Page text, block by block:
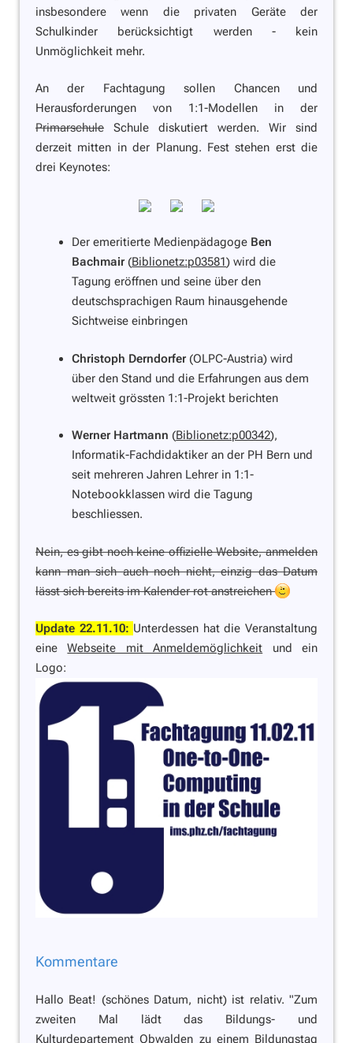
insbesondere wenn die privaten Geräte der
Schulkinder berücksichtigt werden - kein
Unmöglichkeit mehr.
An der Fachtagung sollen Chancen und
Herausforderungen von 1:1-Modellen in der
Primarschule
Schule diskutiert werden. Wir sind
derzeit mitten in der Planung. Fest stehen erst die
drei Keynotes:
Der emeritierte Medienpädagoge Ben
Bachmair (Biblionetz:p03581) wird die
Tagung eröffnen und seine über den
deutschsprachigen Raum hinausgehende
Sichtweise einbringen
Christoph Derndorfer (OLPC-Austria) wird
über den Stand und die Erfahrungen aus dem
weltweit grössten 1:1-Projekt berichten
Werner Hartmann (Biblionetz:p00342),
Informatik-Fachdidaktiker an der PH Bern und
seit mehreren Jahren Lehrer in 1:1-
Notebookklassen wird die Tagung
beschliessen.
Nein, es gibt noch keine offizielle Website, anmelden
kann man sich auch noch nicht, einzig das Datum
lässt sich bereits im Kalender rot anstreichen
Update 22.11.10: Unterdessen hat die Veranstaltung
eineWebseite mit Anmeldemöglichkeit und ein
Logo:
Kommentare
Hallo Beat! (schönes Datum, nicht) ist relativ. "Zum
zweiten Mal lädt das Bildungs- und
Kulturdepartement Obwalden zu einem Bildungstag